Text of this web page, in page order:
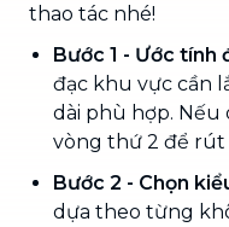
thao tác nhé!
Bước 1 - Ước tính
đạc khu vực cần
dài phù hợp. Nếu
vòng thứ 2 để rút
Bước 2 - Chọn
dựa theo từng